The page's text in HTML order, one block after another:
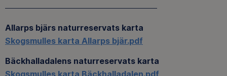
Allarps bjärs naturreservats karta
Skogsmulles karta Allarps bjär.pdf
Bäckhalladalens naturreservats karta